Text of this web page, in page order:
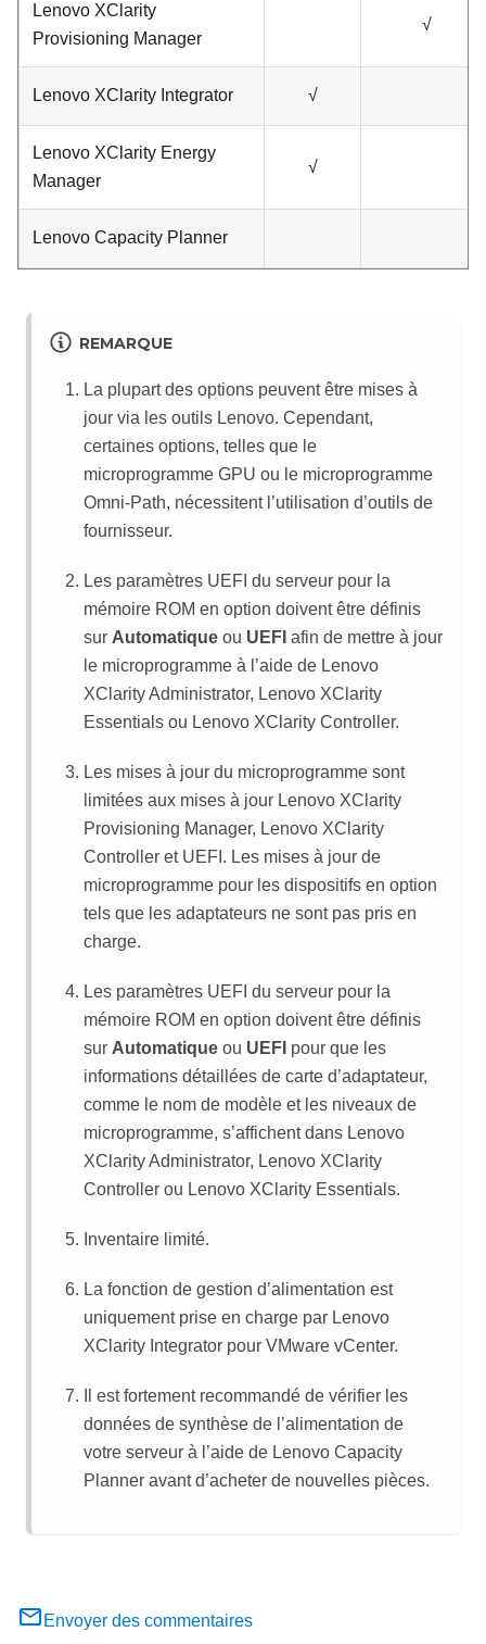
Lenovo XClarity
Provisioning Manager
√
Lenovo XClarity Integrator √
Lenovo XClarity Energy
Manager
√
Lenovo Capacity Planner
REMARQUE
La plupart des options peuvent être mises à
jour via les outils Lenovo. Cependant,
certaines options, telles que le
microprogramme GPU ou le microprogramme
Omni-Path, nécessitent l’utilisation d’outils de
fournisseur.
Les paramètres UEFI du serveur pour la
mémoire ROM en option doivent être définis
sur Automatique ou UEFI afin de mettre à jour
le microprogramme à l’aide de Lenovo
XClarity Administrator, Lenovo XClarity
Essentials ou Lenovo XClarity Controller.
Les mises à jour du microprogramme sont
limitées aux mises à jour Lenovo XClarity
Provisioning Manager, Lenovo XClarity
Controller et UEFI. Les mises à jour de
microprogramme pour les dispositifs en option
tels que les adaptateurs ne sont pas pris en
charge.
Les paramètres UEFI du serveur pour la
mémoire ROM en option doivent être définis
sur Automatique ou UEFI pour que les
informations détaillées de carte d’adaptateur,
comme le nom de modèle et les niveaux de
microprogramme, s’affichent dans Lenovo
XClarity Administrator, Lenovo XClarity
Controller ou Lenovo XClarity Essentials.
Inventaire limité.
La fonction de gestion d’alimentation est
uniquement prise en charge par Lenovo
XClarity Integrator pour VMware vCenter.
Il est fortement recommandé de vérifier les
données de synthèse de l’alimentation de
votre serveur à l’aide de Lenovo Capacity
Planner avant d’acheter de nouvelles pièces.
Envoyer des commentaires